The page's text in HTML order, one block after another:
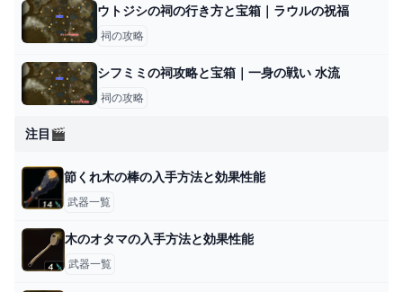
ウトジシの祠の行き方と宝箱｜ラウルの祝福
祠の攻略
シフミミの祠攻略と宝箱｜一身の戦い 水流
祠の攻略
注目🎬
節くれ木の棒の入手方法と効果性能
武器一覧
木のオタマの入手方法と効果性能
武器一覧